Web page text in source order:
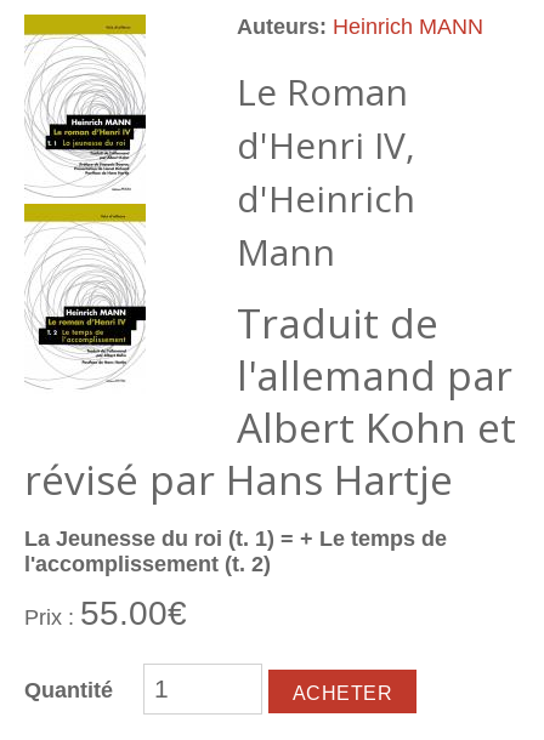
Auteurs: Heinrich MANN
Le Roman
d'Henri IV,
d'Heinrich
Mann
Traduit de
l'allemand par
Albert Kohn et
révisé par Hans Hartje
La Jeunesse du roi (t. 1) = + Le temps de
l'accomplissement (t. 2)
Prix : 55.00€
Quantité